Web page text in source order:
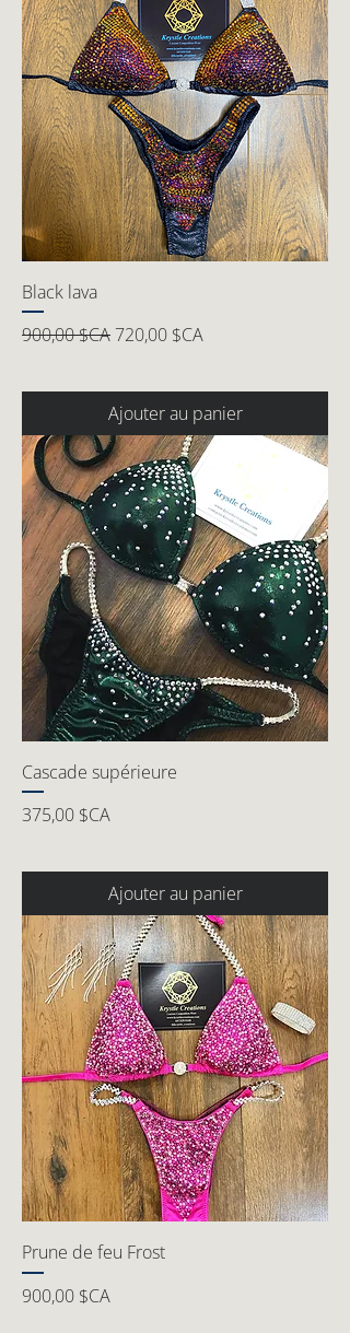
Black lava
Prix original
900,00 $CA Prix promotionnel
720,00 $CA
Ajouter au panier
Cascade supérieure
Prix
375,00 $CA
Ajouter au panier
Prune de feu Frost
Prix
900,00 $CA